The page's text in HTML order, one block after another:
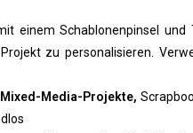
einem Schablonenpinsel
zu personalisieren.
Media-Projekte,